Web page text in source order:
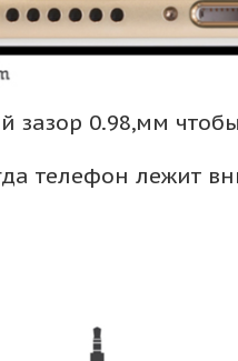
зазор 0.98,мм чтобы
телефон лежит